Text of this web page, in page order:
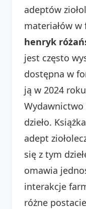
adeptów
materiałów w
henryk
jest często
dostępna w
ją w 2024
Wydawnictwo
dzieło.
adept
się z tym
omawia
interakcje
różne